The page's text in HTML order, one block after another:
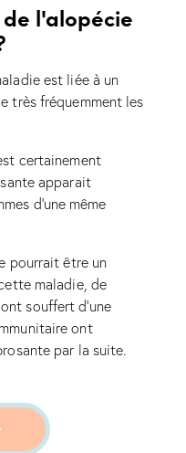
de l'alopécie
est liée à un
très fréquemment les
certainement
apparait
d’une même
pourrait être un
maladie, de
souffert d’une
ont
par la suite.